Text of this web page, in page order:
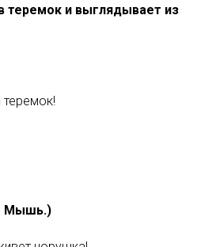
теремок и выглядывает из
теремок!
Мышь.)